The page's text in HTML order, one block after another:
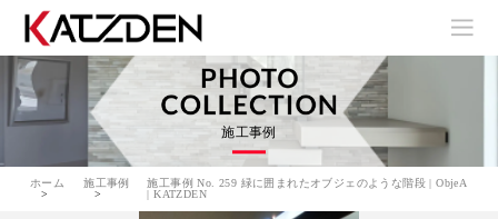
施工事例
ホーム 施工事例
施工事例 No. 259 緑に囲まれたオブジェのような階段 | ObjeA
| KATZDEN